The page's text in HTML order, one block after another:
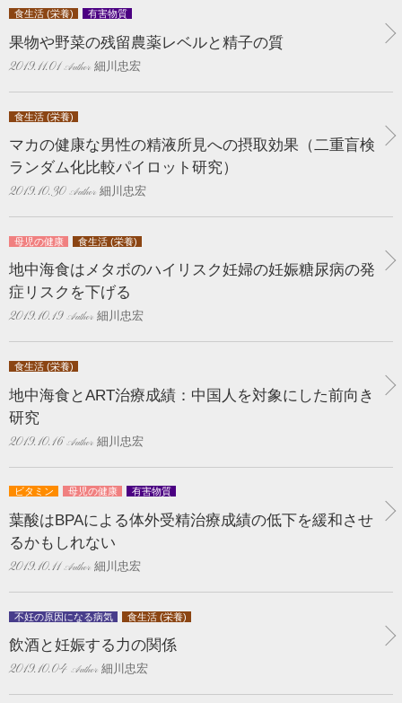
食生活 (栄養) 有害物質
果物や野菜の残留農薬レベルと精子の質
2019.11.01 細川忠宏
食生活 (栄養)
マカの健康な男性の精液所見への摂取効果（二重盲検
ランダム化比較パイロット研究）
2019.10.30 細川忠宏
母児の健康 食生活 (栄養)
地中海食はメタボのハイリスク妊婦の妊娠糖尿病の発
症リスクを下げる
2019.10.19 細川忠宏
食生活 (栄養)
地中海食とART治療成績：中国人を対象にした前向き
研究
2019.10.16 細川忠宏
ビタミン 母児の健康 有害物質
葉酸はBPAによる体外受精治療成績の低下を緩和させ
るかもしれない
2019.10.11 細川忠宏
不妊の原因になる病気 食生活 (栄養)
飲酒と妊娠する力の関係
2019.10.04 細川忠宏